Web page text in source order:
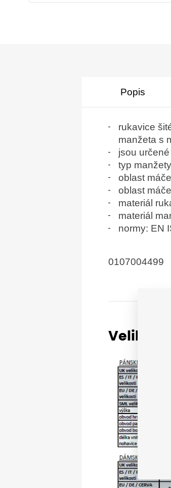
Popis
rukavice
manžeta s
jsou
typ
oblast
oblast
materiál
materiál
normy: EN
0107004499